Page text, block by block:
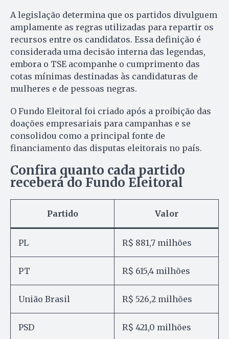
A legislação determina que os partidos divulguem
amplamente as regras utilizadas para repartir os
recursos entre os candidatos. Essa definição é
considerada uma decisão interna das legendas,
embora o TSE acompanhe o cumprimento das
cotas mínimas destinadas às candidaturas de
mulheres e de pessoas negras.
O Fundo Eleitoral foi criado após a proibição das
doações empresariais para campanhas e se
consolidou como a principal fonte de
financiamento das disputas eleitorais no país.
Confira quanto cada partido
receberá do Fundo Eleitoral
Partido Valor
PL R$ 881,7 milhões
PT R$ 615,4 milhões
União Brasil R$ 526,2 milhões
PSD R$ 421,0 milhões